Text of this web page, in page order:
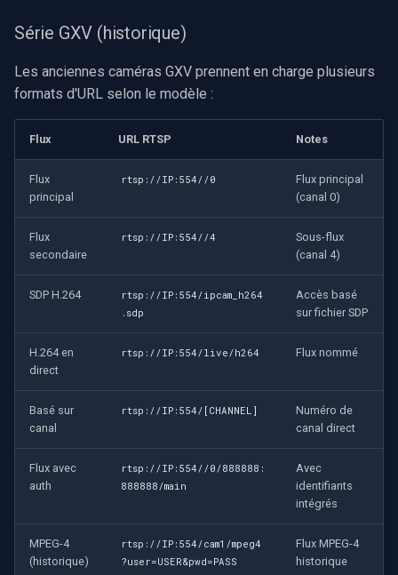
Série GXV (historique)
Les anciennes caméras GXV prennent en charge plusieurs
formats d'URL selon le modèle :
Flux URL RTSP Notes
Flux
principal
rtsp://IP:554//0
Flux principal
(canal 0)
Flux
secondaire
rtsp://IP:554//4
Sous-flux
(canal 4)
SDP H.264
rtsp://IP:554/ipcam_h264
.sdp
Accès basé
sur fichier SDP
H.264 en
direct
rtsp://IP:554/live/h264 Flux nommé
Basé sur
canal
rtsp://IP:554/[CHANNEL]
Numéro de
canal direct
Flux avec
auth
rtsp://IP:554//0/888888:
888888/main
Avec
identifiants
intégrés
MPEG-4
(historique)
rtsp://IP:554/cam1/mpeg4
?user=USER&pwd=PASS
Flux MPEG-4
historique